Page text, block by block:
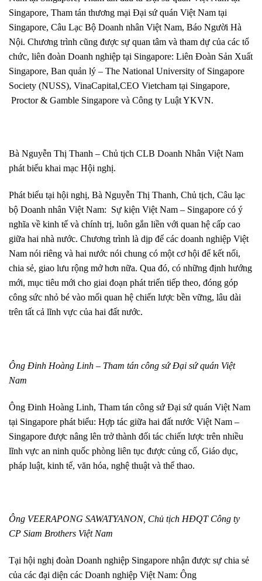
Singapore, Tham tán thương mại Đại sứ quán Việt Nam tại
Singapore, Câu Lạc Bộ Doanh nhân Việt Nam, Báo Người Hà
Nội. Chương trình cũng được sự quan tâm và tham dự của các tổ
chức, liên đoàn Doanh nghiệp tại Singapore: Liên Đoàn Sản Xuất
Singapore, Ban quản lý – The National University of Singapore
Society (NUSS), VinaCapital,CEO Vietcham tại Singapore,
Proctor & Gamble Singapore và Công ty Luật YKVN.
Bà Nguyễn Thị Thanh – Chủ tịch CLB Doanh Nhân Việt Nam
phát biểu khai mạc Hội nghị.
Phát biểu tại hội nghị, Bà Nguyễn Thị Thanh, Chủ tịch, Câu lạc
bộ Doanh nhân Việt Nam: Sự kiện Việt Nam – Singapore có ý
nghĩa về kinh tế và chính trị, luôn gắn liền với quan hệ cấp cao
giữa hai nhà nước. Chương trình là dịp để các doanh nghiệp Việt
Nam nói riêng và hai nước nói chung có một cơ hội để kết nối,
chia sẻ, giao lưu rộng mở hơn nữa. Qua đó, có những định hướng
mới, mục tiêu mới cho giai đoạn phát triển tiếp theo, đóng góp
công sức nhỏ bé vào mối quan hệ chiến lược bền vững, lâu dài
trên tất cả lĩnh vực của hai đất nước.
Ông Đinh Hoàng Linh – Tham tán công sứ Đại sứ quán Việt
Nam
Ông Đinh Hoàng Linh, Tham tán công sứ Đại sứ quán Việt Nam
tại Singapore phát biểu: Hợp tác giữa hai đất nước Việt Nam –
Singapore được nâng lên trở thành đối tác chiến lược trên nhiều
lĩnh vực an ninh quốc phòng liên tục được củng cố, Giáo dục,
pháp luật, kinh tế, văn hóa, nghệ thuật và thể thao.
Ông VEERAPONG SAWATYANON, Chủ tịch HĐQT Công ty
CP Siam Brothers Việt Nam
Tại hội nghị đoàn Doanh nghiệp Singapore nhận được sự chia sẻ
của các đại diện các Doanh nghiệp Việt Nam: Ông